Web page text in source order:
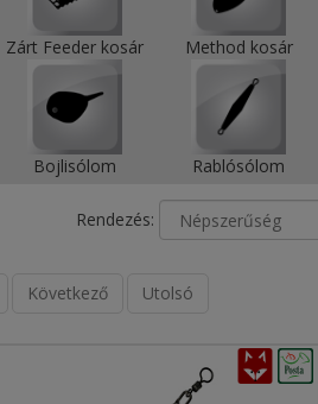
Zárt Feeder kosár Method kosár
Bojlisólom Rablósólom
Rendezés:
Következő Utolsó